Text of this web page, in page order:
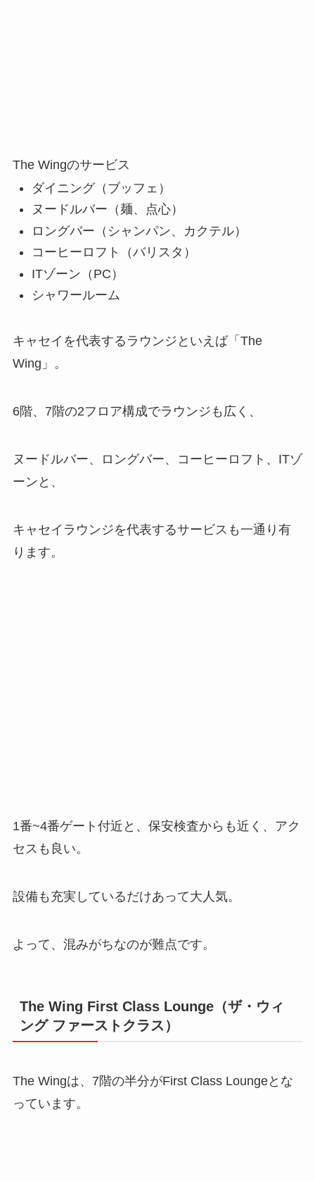
The Wingのサービス
ダイニング（ブッフェ）
ヌードルバー（麺、点心）
ロングバー（シャンパン、カクテル）
コーヒーロフト（バリスタ）
ITゾーン（PC）
シャワールーム
キャセイを代表するラウンジといえば「The
Wing」。
6階、7階の2フロア構成でラウンジも広く、
ヌードルバー、ロングバー、コーヒーロフト、ITゾ
ーンと、
キャセイラウンジを代表するサービスも一通り有
ります。
1番~4番ゲート付近と、保安検査からも近く、アク
セスも良い。
設備も充実しているだけあって大人気。
よって、混みがちなのが難点です。
The Wing First Class Lounge（ザ・ウィ
ング ファーストクラス）
The Wingは、7階の半分がFirst Class Loungeとな
っています。